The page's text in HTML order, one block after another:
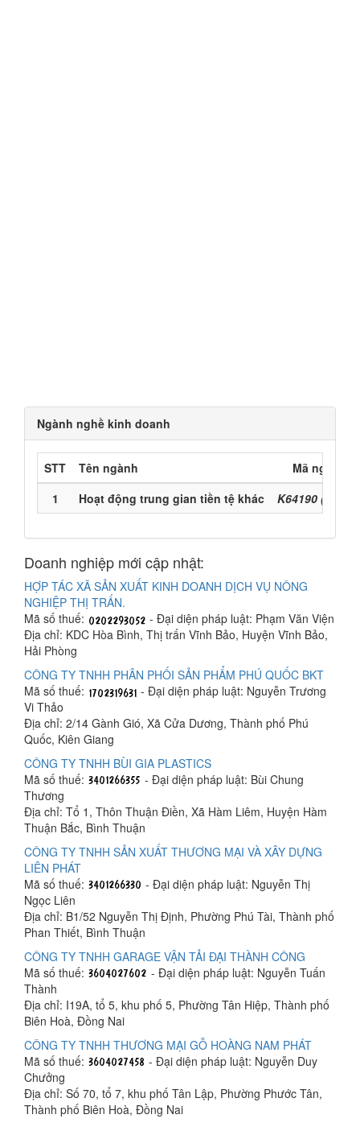
Ngành nghề kinh doanh
STT Tên ngành
Mã ngành
1
Hoạt động trung gian tiền tệ khác K64190
Doanh nghiệp mới cập nhật:
HỢP TÁC XÃ SẢN XUẤT KINH DOANH DỊCH VỤ NÔNG
NGHIỆP THỊ TRẤN.
Mã số thuế:
- Đại diện pháp luật: Phạm Văn Viện
Địa chỉ: KDC Hòa Bình, Thị trấn Vĩnh Bảo, Huyện Vĩnh Bảo,
Hải Phòng
CÔNG TY TNHH PHÂN PHỐI SẢN PHẨM PHÚ QUỐC BKT
Mã số thuế:
- Đại diện pháp luật: Nguyễn Trương
Vi Thảo
Địa chỉ: 2/14 Gành Gió, Xã Cửa Dương, Thành phố Phú
Quốc, Kiên Giang
CÔNG TY TNHH BÙI GIA PLASTICS
Mã số thuế:
- Đại diện pháp luật: Bùi Chung
Thương
Địa chỉ: Tổ 1, Thôn Thuận Điền, Xã Hàm Liêm, Huyện Hàm
Thuận Bắc, Bình Thuận
CÔNG TY TNHH SẢN XUẤT THƯƠNG MẠI VÀ XÂY DỰNG
LIÊN PHÁT
Mã số thuế:
- Đại diện pháp luật: Nguyễn Thị
Ngọc Liên
Địa chỉ: B1/52 Nguyễn Thị Định, Phường Phú Tài, Thành phố
Phan Thiết, Bình Thuận
CÔNG TY TNHH GARAGE VẬN TẢI ĐẠI THÀNH CÔNG
Mã số thuế:
- Đại diện pháp luật: Nguyễn Tuấn
Thành
Địa chỉ: I19A, tổ 5, khu phố 5, Phường Tân Hiệp, Thành phố
Biên Hoà, Đồng Nai
CÔNG TY TNHH THƯƠNG MẠI GỖ HOÀNG NAM PHÁT
Mã số thuế:
- Đại diện pháp luật: Nguyễn Duy
Chưởng
Địa chỉ: Số 70, tổ 7, khu phố Tân Lập, Phường Phước Tân,
Thành phố Biên Hoà, Đồng Nai